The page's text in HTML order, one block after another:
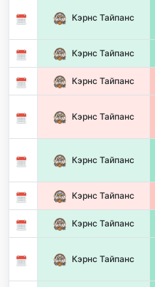
Кэрнс Тайпанс
Кэрнс Тайпанс
Кэрнс Тайпанс
Кэрнс Тайпанс
Кэрнс Тайпанс
Кэрнс Тайпанс
Кэрнс Тайпанс
Кэрнс Тайпанс